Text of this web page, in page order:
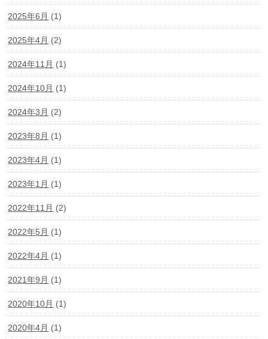
2025年6月 (1)
2025年4月 (2)
2024年11月 (1)
2024年10月 (1)
2024年3月 (2)
2023年8月 (1)
2023年4月 (1)
2023年1月 (1)
2022年11月 (2)
2022年5月 (1)
2022年4月 (1)
2021年9月 (1)
2020年10月 (1)
2020年4月 (1)